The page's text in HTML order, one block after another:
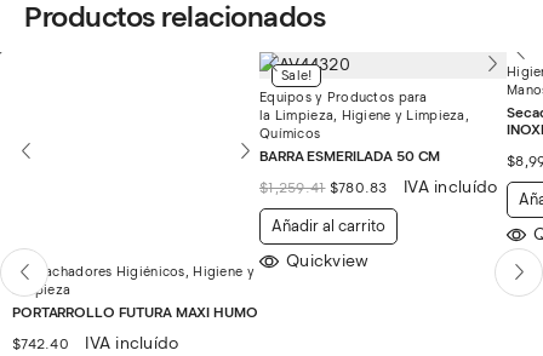
Productos relacionados
Despachadores Higiénicos, Higiene y
Limpieza
PORTARROLLO FUTURA MAXI HUMO
$742.40 IVA incluído
Sale!
Equipos y Productos para
la Limpieza, Higiene y Limpieza,
Químicos
BARRA ESMERILADA 50 CM
$1,259.41 El
original
era:
$1,259.41.
$780.83El
es:
IVA incluído
Añadir al carrito
Quickview
$